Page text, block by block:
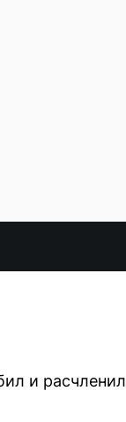
и расчленил